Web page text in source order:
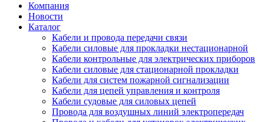
Компания
Новости
Каталог
Кабели и провода передачи связи
Кабели силовые для прокладки нестационарной
Кабели контрольные для электрических приборов
Кабели силовые для стационарной прокладки
Кабели для систем пожарной сигнализации
Кабели для цепей управления и контроля
Кабели судовые для силовых цепей
Провода для воздушных линий электропередач